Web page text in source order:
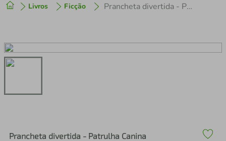
Livros Ficção Prancheta divertida - Patrulha Canina
Prancheta divertida - Patrulha Canina
2º cafeteira